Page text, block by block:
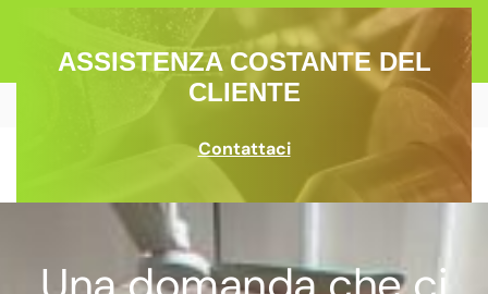
ASSISTENZA COSTANTE DEL
CLIENTE
Contattaci